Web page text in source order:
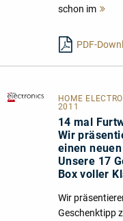
schon im
PDF-
HOME
2011
14 mal
Wir
einen
Unsere 17
Box voller
Wir
Geschenktipp